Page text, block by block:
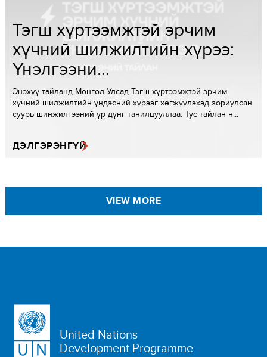
Тэгш хүртээмжтэй эрчим
хүчний шилжилтийн хүрээ:
Үнэлгээни...
Энэхүү тайланд Монгол Улсад Тэгш хүртээмжтэй эрчим
хүчний шилжилтийн үндэсний хүрээг хөгжүүлэхэд зориулсан
суурь шинжилгээний үр дүнг танилцууллаа. Тус тайлан н...
ДЭЛГЭРЭНГҮЙ
VIEW MORE
United Nations
Development Programme